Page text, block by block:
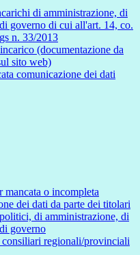
di amministrazione, di
governo di cui all'art. 14, co.
n. 33/2013
(documentazione da
sito web)
comunicazione dei dati
mancata o incompleta
dei dati da parte dei titolari
di amministrazione, di
governo
regionali/provinciali